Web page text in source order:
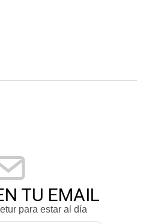
TU EMAIL
para estar al día